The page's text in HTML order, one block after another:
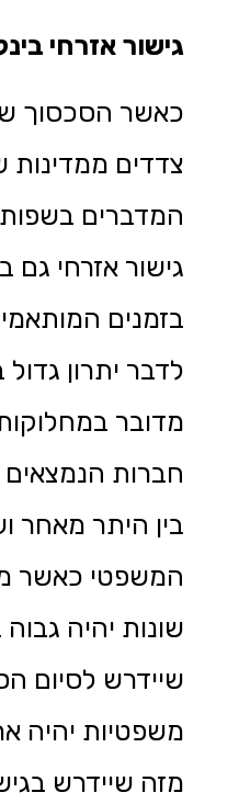
גישור אזרחי
כאשר הסכסוך
צדדים ממדינות
המדברים בשפות
גישור אזרחי גם
בזמנים
לדבר יתרון
מדובר
חברות הנמצאים
בין היתר מאחר
המשפטי כאשר
שונות יהיה גבוה
שיידרש לסיום
משפטיות יהיה
מזה שיידרש